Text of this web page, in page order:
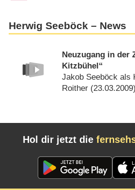
Herwig Seeböck – News
Neuzugang in der
Kitzbühel“
Jakob Seeböck als
Roither (23.03.2009)
Hol dir jetzt die